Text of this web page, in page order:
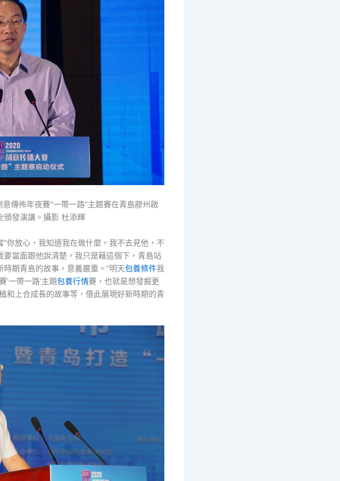
傳佈年夜賽“一帶一路”主題賽在青島膠州啟
頒發演講。攝影 杜添輝
你放心，我知道我在做什麼。我不去見他，不
當面跟他說清楚，我只是藉這個下，青島站
期青島的故事，意義嚴重。“明天包養條件我
‘一帶一路’主題包養行情賽，也就是想發掘更
和上合成長的故事等，借此展現好新時期的青